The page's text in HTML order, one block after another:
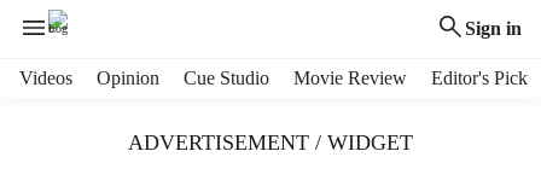
Sign in
Videos Opinion Cue Studio Movie Review Editor's Pick
ADVERTISEMENT / WIDGET